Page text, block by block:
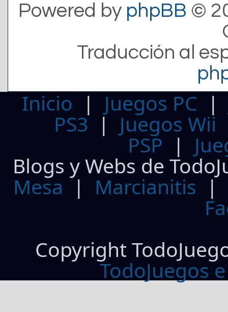
Powered by phpBB ©
Traducción al
Inicio | Juegos PC
PS3| Juegos Wii
PSP |
Blogs y Webs de
Mesa | Marcianitis |
Copyright
TodoJuegos